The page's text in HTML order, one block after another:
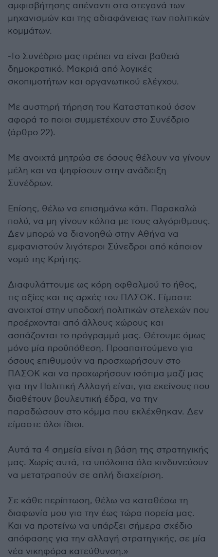
αμφισβήτησης απέναντι στα στεγανά των
μηχανισμών και της αδιαφάνειας των πολιτικών
κομμάτων.
-Το Συνέδριο μας πρέπει να είναι βαθειά
δημοκρατικό. Μακριά από λογικές
σκοπιμοτήτων και οργανωτικού ελέγχου.
Με αυστηρή τήρηση του Καταστατικού όσον
αφορά το ποιοι συμμετέχουν στο Συνέδριο
(άρθρο 22).
Με ανοιχτά μητρώα σε όσους θέλουν να γίνουν
μέλη και να ψηφίσουν στην ανάδειξη
Συνέδρων.
Επίσης, θέλω να επισημάνω κάτι. Παρακαλώ
πολύ, να μη γίνουν κόλπα με τους αλγόριθμους.
Δεν μπορώ να διανοηθώ στην Αθήνα να
εμφανιστούν λιγότεροι Σύνεδροι από κάποιον
νομό της Κρήτης.
Διαφυλάττουμε ως κόρη οφθαλμού το ήθος,
τις αξίες και τις αρχές του ΠΑΣΟΚ. Είμαστε
ανοιχτοί στην υποδοχή πολιτικών στελεχών που
προέρχονται από άλλους χώρους και
ασπάζονται το πρόγραμμά μας. Θέτουμε όμως
μόνο μία προϋπόθεση. Προαπαιτούμενο για
όσους επιθυμούν να προσχωρήσουν στο
ΠΑΣΟΚ και να προχωρήσουν ισότιμα μαζί μας
για την Πολιτική Αλλαγή είναι, για εκείνους που
διαθέτουν βουλευτική έδρα, να την
παραδώσουν στο κόμμα που εκλέχθηκαν. Δεν
είμαστε όλοι ίδιοι.
Αυτά τα 4 σημεία είναι η βάση της στρατηγικής
μας. Χωρίς αυτά, τα υπόλοιπα όλα κινδυνεύουν
να μετατραπούν σε απλή διαχείριση.
Σε κάθε περίπτωση, θέλω να καταθέσω τη
διαφωνία μου για την έως τώρα πορεία μας.
Και να προτείνω να υπάρξει σήμερα σχέδιο
απόφασης για την αλλαγή στρατηγικής, σε μία
νέα νικηφόρα κατεύθυνση.»